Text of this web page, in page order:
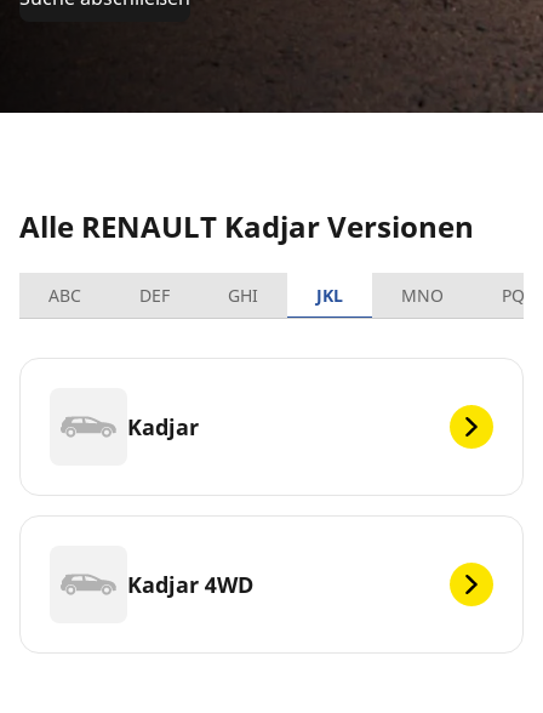
Alle RENAULT Kadjar Versionen
ABC DEF GHI JKL MNO
Kadjar
Kadjar 4WD